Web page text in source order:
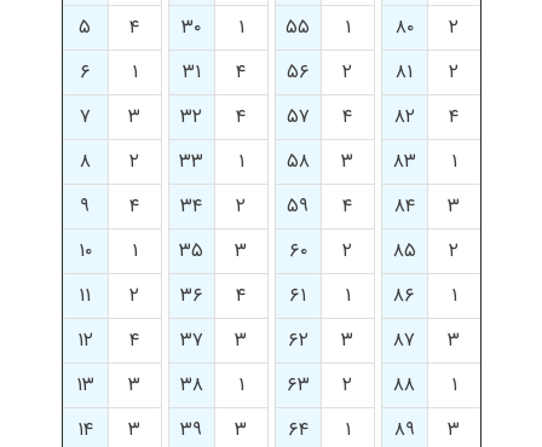
۲
۸۰ ۱ ۵۵ ۱ ۳۰ ۴
۵
۲
۸۱ ۲ ۵۶ ۴ ۳۱ ۱
۶
۴
۸۲ ۴ ۵۷ ۴ ۳۲ ۳
۷
۱
۸۳ ۳ ۵۸ ۱ ۳۳ ۲
۸
۳
۸۴ ۴ ۵۹ ۲ ۳۴ ۴
۹
۲
۸۵ ۲ ۶۰ ۳ ۳۵ ۱
۱۰
۱
۸۶ ۱ ۶۱ ۴ ۳۶ ۲
۱۱
۳
۸۷ ۳ ۶۲ ۳ ۳۷ ۴
۱۲
۱
۸۸ ۲ ۶۳ ۱ ۳۸ ۳
۱۳
۳
۸۹ ۱ ۶۴ ۳ ۳۹ ۳
۱۴